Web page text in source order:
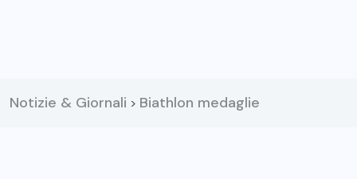
Notizie & Giornali > Biathlon medaglie